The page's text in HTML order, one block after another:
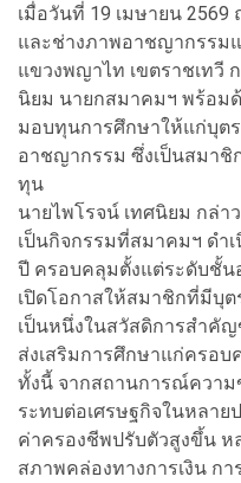
เมื่อวันที่ 19 เมษายน
และช่างภาพอาชญากรรม
แขวงพญาไท เขตราชเทวี
นิยม นายกสมาคมฯ พร้อม
มอบทุนการศึกษาให้แก่บุต
อาชญากรรม ซึ่งเป็นสมาชิ
ทุน
นายไพโรจน์ เทศนิยม กล่
เป็นกิจกรรมที่สมาคมฯ ดำ
ปี ครอบคลุมตั้งแต่ระดับชั้
เปิดโอกาสให้สมาชิกที่มีบุ
เป็นหนึ่งในสวัสดิการสำคั
ส่งเสริมการศึกษาแก่ครอบ
ทั้งนี้ จากสถานการณ์ความ
ระทบต่อเศรษฐกิจในหลาย
ค่าครองชีพปรับตัวสูงขึ้น
สภาพคล่องทางการเงิน ก